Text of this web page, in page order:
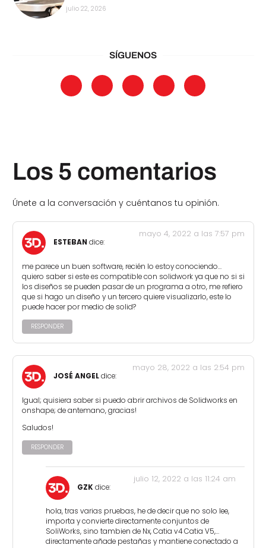
julio 22, 2026
SÍGUENOS
Los 5 comentarios
Únete a la conversación y cuéntanos tu opinión.
ESTEBAN dice:
mayo 4, 2022 a las 7:57 pm
me parece un buen software, recién lo estoy conociendo…
quiero saber si este es compatible con solidwork ya que no si si
los diseños se pueden pasar de un programa a otro, me refiero
que si hago un diseño y un tercero quiere visualizarlo, este lo
puede hacer por medio de solid?
RESPONDER
JOSÉ ANGEL dice:
mayo 28, 2022 a las 2:54 pm
Igual; quisiera saber si puedo abrir archivos de Solidworks en
onshape; de antemano, gracias!
Saludos!
RESPONDER
GZK dice:
julio 12, 2022 a las 11:24 am
hola, tras varias pruebas, he de decir que no solo lee,
importa y convierte directamente conjuntos de
SoliWorks, sino tambien de Nx, Catia v4 Catia V5,…
directamente añade pestañas y mantiene conectado a